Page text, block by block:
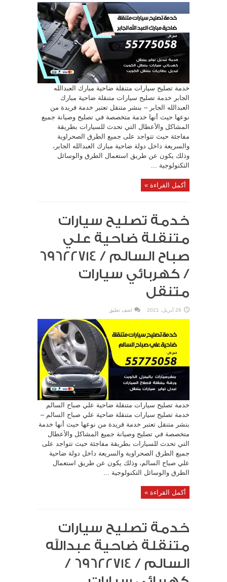
خدمة تصليح سيارات متنقلة ضاحية مبارك العبدالله
الجابر خدمة تصليح سيارات متنقلة ضاحية مبارك
العبدالله الجابر – بنشر متنقل تعتبر خدمة فريدة من
نوعها حيث أنها خدمة متخصصة في تصليح وصيانة جميع
المشاكل والأعطال التي تحدث للسيارات بطريقة
مفاجئة حيث تتواجد على جميع الطرق الصحراوية
والسريعة داخل دولة ضاحية مبارك العبدالله الجابر،
وذلك يكون عن طريق استعمال الطرق والوسائل
التكنولوجية ...
أكمل القراءة »
خدمة تصليح سيارات
متنقلة ضاحية علي
/ كهربائي سيارات
متنقل
26 أبريل، 2021 اضف تعليق
خدمة تصليح سيارات متنقلة ضاحية علي صباح السالم
خدمة تصليح سيارات متنقلة ضاحية علي صباح السالم –
بنشر متنقل تعتبر خدمة فريدة من نوعها حيث أنها خدمة
متخصصة في تصليح وصيانة جميع المشاكل والأعطال
التي تحدث للسيارات بطريقة مفاجئة حيث تتواجد على
جميع الطرق الصحراوية والسريعة داخل دولة ضاحية
علي صباح السالم، وذلك يكون عن طريق استعمال
الطرق والوسائل التكنولوجية ...
أكمل القراءة »
خدمة تصليح سيارات
متنقلة ضاحية عبدالله
السالم / 69622714‬ /